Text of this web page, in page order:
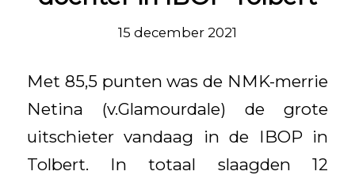
15 december 2021
Met 85,5 punten was de NMK-merrie
Netina (v.Glamourdale) de grote
uitschieter vandaag in de IBOP in
Tolbert. In totaal slaagden 12